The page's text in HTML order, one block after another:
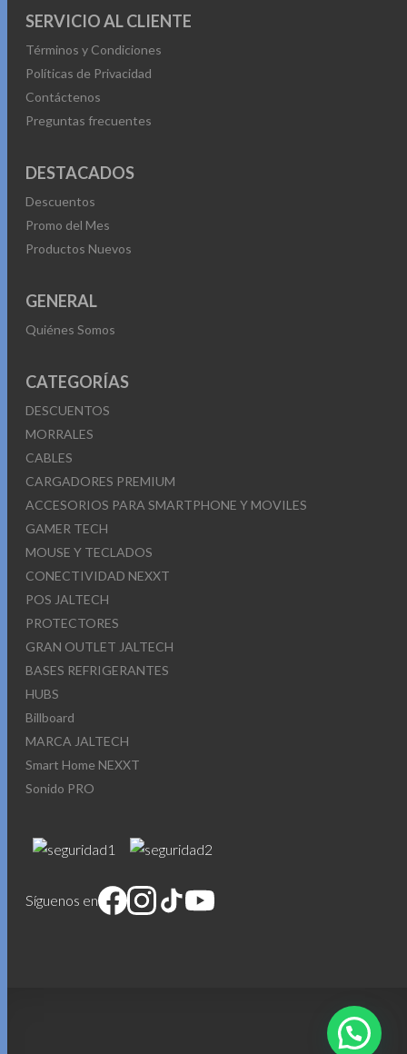
SERVICIO AL CLIENTE
Términos y Condiciones
Políticas de Privacidad
Contáctenos
Preguntas frecuentes
DESTACADOS
Descuentos
Promo del Mes
Productos Nuevos
GENERAL
Quiénes Somos
CATEGORÍAS
DESCUENTOS
MORRALES
CABLES
CARGADORES PREMIUM
ACCESORIOS PARA SMARTPHONE Y MOVILES
GAMER TECH
MOUSE Y TECLADOS
CONECTIVIDAD NEXXT
POS JALTECH
PROTECTORES
GRAN OUTLET JALTECH
BASES REFRIGERANTES
HUBS
Billboard
MARCA JALTECH
Smart Home NEXXT
Sonido PRO
Síguenos en